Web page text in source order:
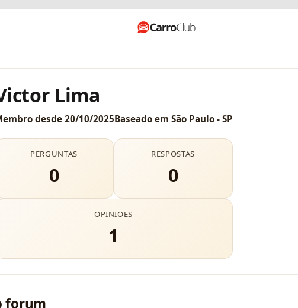
Lima
desde 20/10/2025Baseado em São Paulo - SP
PERGUNTAS
0
RESPOSTAS
0
OPINIOES
1
forum